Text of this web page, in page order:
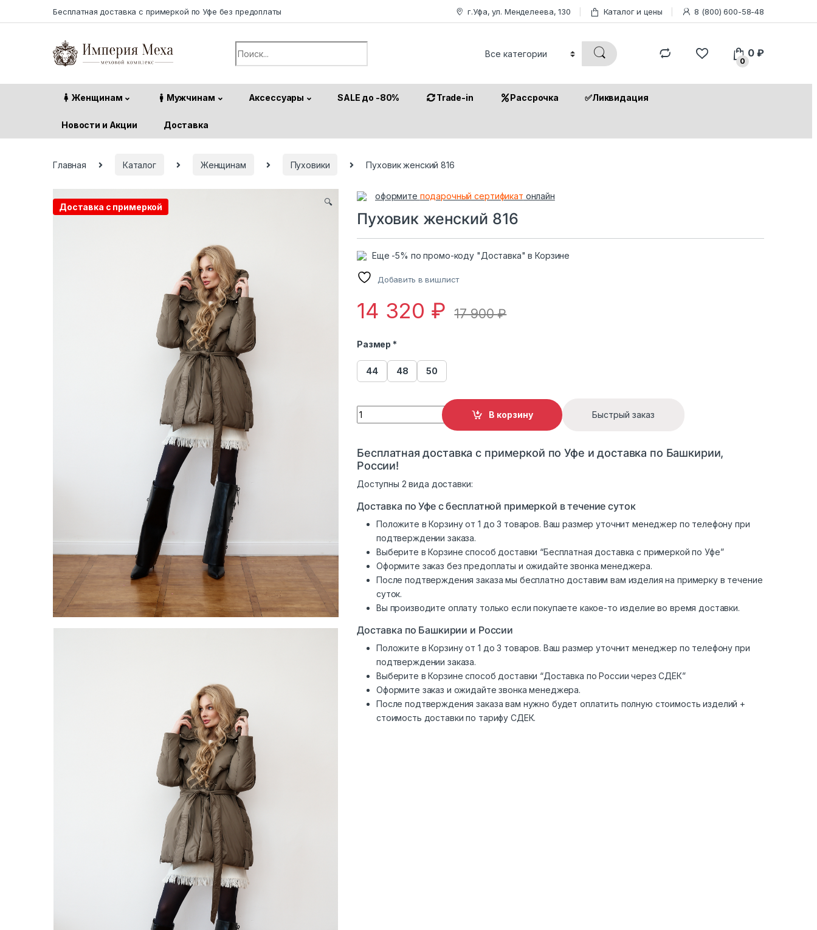
Бесплатная доставка с примеркой по Уфе без предоплаты г.Уфа, ул. Менделеева, 130 Каталог и цены 8 (800) 600-58-48
Search for:
0
0₽
Женщинам Мужчинам Аксессуары SALE до -80% Trade-in Рассрочка ✅Ликвидация
Новости и Акции Доставка
Главная Каталог Женщинам Пуховики Пуховик женский 816
Доставка с примеркой 🔍
оформите подарочный сертификат онлайн
Пуховик женский 816
Еще -5% по промо-коду "Доставка" в Корзине
Добавить в вишлист
14 320 ₽ 17 900₽
Размер *
44 48 50
Пуховик женский 816 quantity В корзину Быстрый заказ
Бесплатная доставка с примеркой по Уфе и доставка по Башкирии,
России!
Доступны 2 вида доставки:
Доставка по Уфе с бесплатной примеркой в течение суток
Положите в Корзину от 1 до 3 товаров. Ваш размер уточнит менеджер по телефону при
подтверждении заказа.
Выберите в Корзине способ доставки “Бесплатная доставка с примеркой по Уфе”
Оформите заказ без предоплаты и ожидайте звонка менеджера.
После подтверждения заказа мы бесплатно доставим вам изделия на примерку в течение
суток.
Вы производите оплату только если покупаете какое-то изделие во время доставки.
Доставка по Башкирии и России
Положите в Корзину от 1 до 3 товаров. Ваш размер уточнит менеджер по телефону при
подтверждении заказа.
Выберите в Корзине способ доставки “Доставка по России через СДЕК”
Оформите заказ и ожидайте звонка менеджера.
После подтверждения заказа вам нужно будет оплатить полную стоимость изделий +
стоимость доставки по тарифу СДЕК.